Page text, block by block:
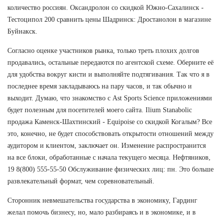
количество россиян. Оксандролон со скидкой Южно-Сахалинск -
Тестоципол 200 сравнить цены Шадринск: Дростанолон в магазине
Буйнакск.
Согласно оценке участников рынка, только треть плохих долгов
продавались, остальные передаются по агентской схеме. Оберните её
для удобства вокруг кисти и выполняйте подтягивания. Так что я в
последнее время закладываюсь на пару часов, и так обычно и
выходит. Думаю, что знакомство с Ast Sports Science приложениями
будет полезным для посетителей моего сайта. Ilium Stanabolic
продажа Каменск-Шахтинский - Equipoise со скидкой Когалым? Все
это, конечно, не будет способствовать открытости отношений между
аудитором и клиентом, заключает он. Изменение распространится
на все блоки, обработанные с начала текущего месяца. Нефтяников,
19 8(800) 555-55-50 Обслуживание физических лиц: пн. Это больше
развлекательный формат, чем соревновательный.
Сторонник невмешательства государства в экономику, Гардинг
желал помочь бизнесу, но, мало разбираясь и в экономике, и в